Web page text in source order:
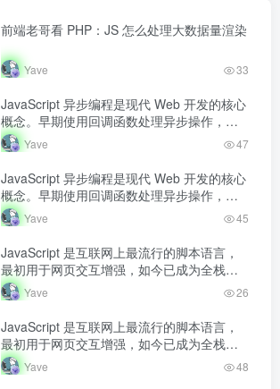
前端老哥看 PHP：JS 怎么处理大数据量渲染
Yave 33
JavaScript 异步编程是现代 Web 开发的核心
概念。早期使用回调函数处理异步操作，但
容易产生回调地狱。Promise 的出现改善了
异步代码的可读…
Yave 47
JavaScript 异步编程是现代 Web 开发的核心
概念。早期使用回调函数处理异步操作，但
容易产生回调地狱。Promise 的出现改善了
异步代码的可读…
Yave 45
JavaScript 是互联网上最流行的脚本语言，
最初用于网页交互增强，如今已成为全栈开
发语言。从浏览器端的页面动态效果，到服
务端的 Node.js 运行…
Yave 26
JavaScript 是互联网上最流行的脚本语言，
最初用于网页交互增强，如今已成为全栈开
发语言。从浏览器端的页面动态效果，到服
务端的 Node.js 运行…
Yave 48